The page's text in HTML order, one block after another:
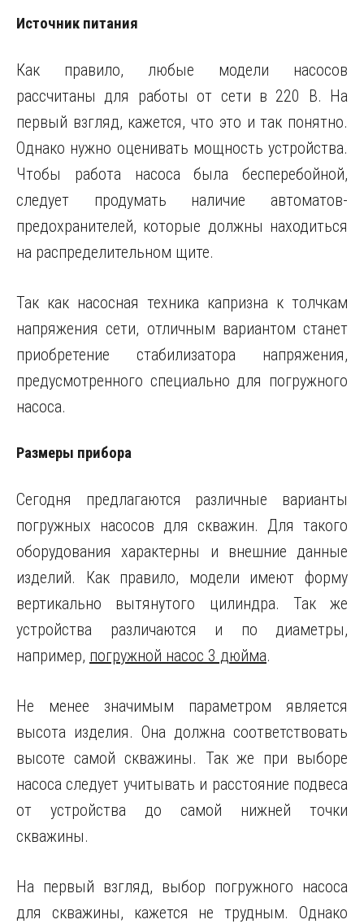
Источник питания
Как правило, любые модели насосов
рассчитаны для работы от сети в 220 В. На
первый взгляд, кажется, что это и так понятно.
Однако нужно оценивать мощность устройства.
Чтобы работа насоса была бесперебойной,
следует продумать наличие автоматов-
предохранителей, которые должны находиться
на распределительном щите.
Так как насосная техника капризна к толчкам
напряжения сети, отличным вариантом станет
приобретение стабилизатора напряжения,
предусмотренного специально для погружного
насоса.
Размеры прибора
Сегодня предлагаются различные варианты
погружных насосов для скважин. Для такого
оборудования характерны и внешние данные
изделий. Как правило, модели имеют форму
вертикально вытянутого цилиндра. Так же
устройства различаются и по диаметры,
например, погружной насос 3 дюйма.
Не менее значимым параметром является
высота изделия. Она должна соответствовать
высоте самой скважины. Так же при выборе
насоса следует учитывать и расстояние подвеса
от устройства до самой нижней точки
скважины.
На первый взгляд, выбор погружного насоса
для скважины, кажется не трудным. Однако